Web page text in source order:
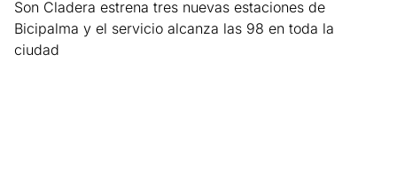
Son Cladera estrena tres nuevas estaciones de
Bicipalma y el servicio alcanza las 98 en toda la
ciudad